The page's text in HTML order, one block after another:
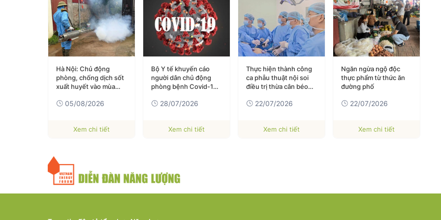
Hà Nội: Chủ động
phòng, chống dịch sốt
xuất huyết vào mùa
05/08/2026
Xem chi tiết
Bộ Y tế khuyến cáo
người dân chủ động
phòng bệnh Covid-19
28/07/2026
Xem chi tiết
Thực hiện thành công
ca phẫu thuật nội soi
điều trị thừa cân béo
22/07/2026
Xem chi tiết
Ngăn ngừa ngộ độc
thực phẩm từ thức ăn
đường phố
22/07/2026
Xem chi tiết